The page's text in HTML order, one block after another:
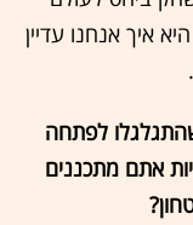
איך אנחנו עדיין
לפתחה
אתם מתכננים